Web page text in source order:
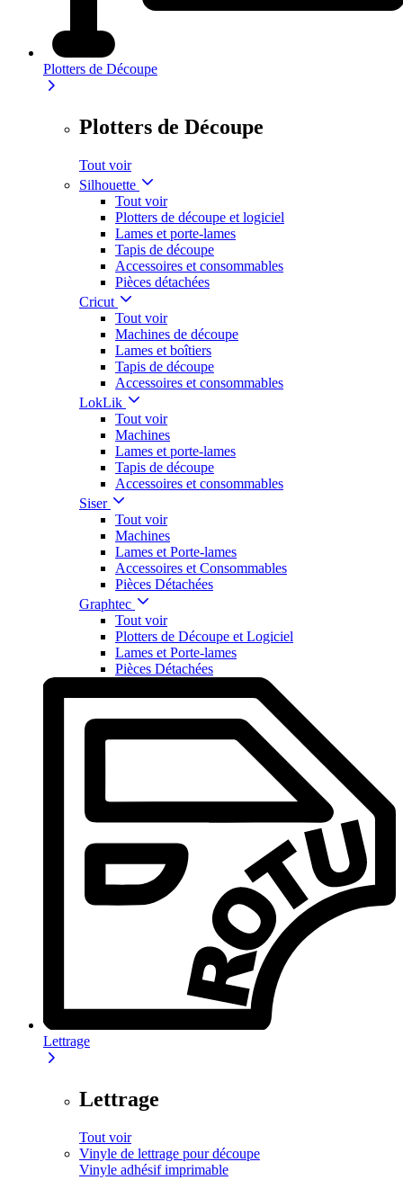
Plotters de Découpe
Plotters de Découpe
Tout voir
Silhouette
Tout voir
Plotters de découpe et logiciel
Lames et porte-lames
Tapis de découpe
Accessoires et consommables
Pièces détachées
Cricut
Tout voir
Machines de découpe
Lames et boîtiers
Tapis de découpe
Accessoires et consommables
LokLik
Tout voir
Machines
Lames et porte-lames
Tapis de découpe
Accessoires et consommables
Siser
Tout voir
Machines
Lames et Porte-lames
Accessoires et Consommables
Pièces Détachées
Graphtec
Tout voir
Plotters de Découpe et Logiciel
Lames et Porte-lames
Pièces Détachées
Lettrage
Lettrage
Tout voir
Vinyle de lettrage pour découpe
Vinyle adhésif imprimable